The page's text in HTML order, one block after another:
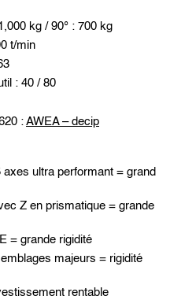
kg / 90° : 700 kg
t/min
: 40 / 80
: AWEA – decip
axes ultra performant = grand
Z en prismatique = grande
= grande rigidité
majeurs = rigidité
rentable